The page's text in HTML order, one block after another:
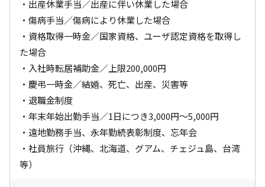
・出産休業手当／出産に伴い休業した場合
・傷病手当／傷病により休業した場合
・資格取得一時金／国家資格、ユーザ認定資格を取得し
た場合
・入社時転居補助金／上限200,000円
・慶弔一時金／結婚、死亡、出産、災害等
・退職金制度
・年末年始出勤手当／1日につき3,000円～5,000円
・遠地勤務手当、永年勤続表彰制度、忘年会
・社員旅行（沖縄、北海道、グアム、チェジュ島、台湾
等）